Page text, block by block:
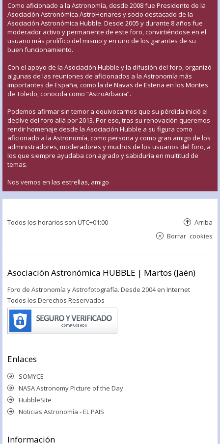
Como aficionado a la Astronomía, desde 2008 fue Presidente de la
Asociación Astronómica AstroHenares y socio destacado de la
Asociación Astronómica Hubble. Desde 2005 y durante 8 años fue
moderador activo y permanente de este foro, convirtiéndose en el
usuario más prolífico del mismo y en uno de los garantes de su
buen funcionamiento.
Con el apoyo de la Asociación Hubble y la difusión del foro, organizó
algunas de las reuniones de aficionados a la Astronomía más
importantes de España, como la de Navas de Estena en los Montes
de Toledo, conocida como “AstroArbacia”.
Podemos afirmar sin temor a equivocarnos que su pérdida inició el
declive del foro allá por 2013. Por eso, tras su renovación queremos
rendir homenaje desde la Asociación Hubble a su figura como
aficionado a la Astronomía, como persona y como gran amigo de los
administradores, moderadores y muchos de los usuarios del foro, a
los que siempre ayudaba con agrado y sabiduría en multitud de
temas.
Nos vemos en las estrellas, amigo
Todos los horarios son UTC+01:00 Arriba
Borrar cookies
Asociación Astronómica HUBBLE | Martos (Jaén)
Foro de Astronomía y Astrofotografía. Desde 2004 en Internet
Todos los Derechos Reservados
Enlaces
SOMYCE
NASA Astronomy Picture of the Day
HubbleSite
Noticias Astronomía - EL PAIS
Información